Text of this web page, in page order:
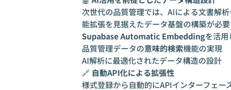
次世代の品質管理では、AIによる文書解
能拡張を見据えたデータ基盤の構築が必要
Supabase Automatic Embeddingを活
品質管理データの意味的検索機能の実現
AI解析に最適化されたデータ構造の設計
🔗 自動API化による拡張性
様式登録から自動的にAPIインターフェ